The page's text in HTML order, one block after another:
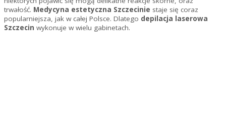
trwałość. Medycyna estetyczna Szczecinie staje się coraz
popularniejsza, jak w całej Polsce. Dlatego depilacja laserowa
Szczecin wykonuje w wielu gabinetach.